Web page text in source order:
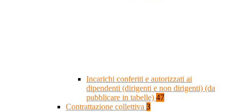
Incarichi conferiti e autorizzati ai
dipendenti (dirigenti e non dirigenti) (da
pubblicare in tabelle) 47
Contrattazione collettiva 3